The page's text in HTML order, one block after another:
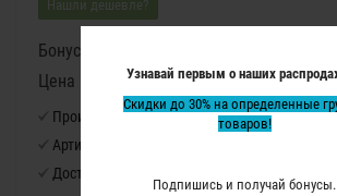
Узнавай первым о наших
Скидки до 30% на определенные
товаров!
Подпишись и получай бонусы.
Нашли дешевле?
Бонусные баллы: 42
Цена в бонусных баллах: 2820
Производитель: Virutex
Артикул:
Доступность: